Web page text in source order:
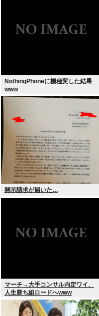
NothingPhoneに機種変した結果
www
開示請求が届いた…
マーチ→大手コンサル内定ワイ、
人生勝ち組ロードへwww